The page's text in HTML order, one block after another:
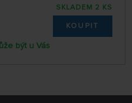
SKLADEM 2 KS
KOUPIT
být u Vás